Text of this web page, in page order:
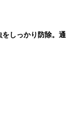
しっかり防除。通